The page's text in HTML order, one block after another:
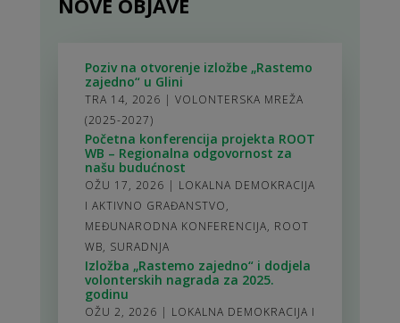
Poziv na otvorenje izložbe „Rastemo
zajedno“ u Glini
TRA 14, 2026 | VOLONTERSKA MREŽA
(2025-2027)
Početna konferencija projekta ROOT
WB – Regionalna odgovornost za
našu budućnost
OŽU 17, 2026 | LOKALNA DEMOKRACIJA
I AKTIVNO GRAĐANSTVO,
MEĐUNARODNA KONFERENCIJA, ROOT
WB, SURADNJA
Izložba „Rastemo zajedno“ i dodjela
volonterskih nagrada za 2025.
godinu
OŽU 2, 2026 | LOKALNA DEMOKRACIJA I